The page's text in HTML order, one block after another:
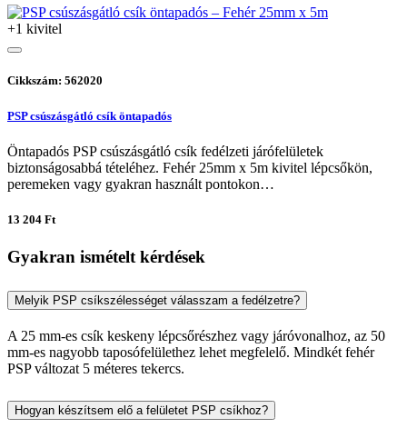
+1 kivitel
Cikkszám: 562020
PSP csúszásgátló csík öntapadós
Öntapadós PSP csúszásgátló csík fedélzeti járófelületek
biztonságosabbá tételéhez. Fehér 25mm x 5m kivitel lépcsőkön,
peremeken vagy gyakran használt pontokon…
13 204 Ft
Gyakran ismételt kérdések
Melyik PSP csíkszélességet válasszam a fedélzetre?
A 25 mm-es csík keskeny lépcsőrészhez vagy járóvonalhoz, az 50
mm-es nagyobb taposófelülethez lehet megfelelő. Mindkét fehér
PSP változat 5 méteres tekercs.
Hogyan készítsem elő a felületet PSP csíkhoz?